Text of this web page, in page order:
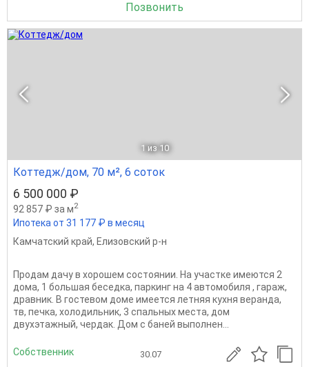
Позвонить
1 из 10
Коттедж/дом, 70 м², 6 соток
6 500 000 ₽
92 857 ₽ за м2
Ипотека от 31 177 ₽ в месяц
Камчатский край, Елизовский р-н
Продам дачу в хорошем состоянии. На участке имеются 2
дома, 1 большая беседка, паркинг на 4 автомобиля , гараж,
дравник. В гостевом доме имеется летняя кухня веранда,
тв, печка, холодильник, 3 спальных места, дом
двухэтажный, чердак. Дом с баней выполнен...
Собственник 30.07